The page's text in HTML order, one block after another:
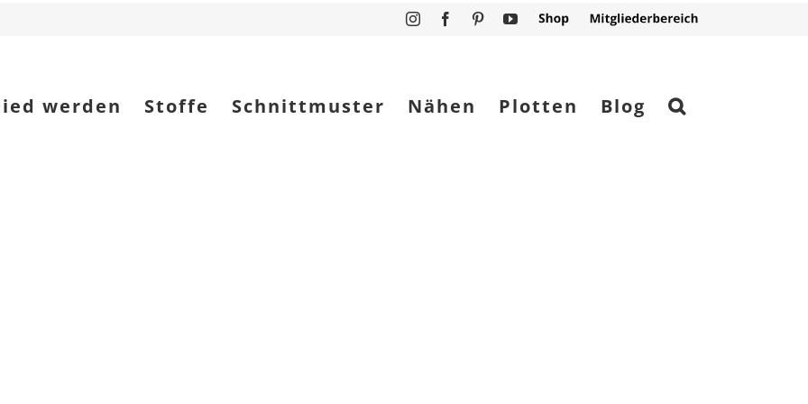
InstagramFacebookPinterestYouTube
Shop Mitgliederbereich
werden Stoffe Schnittmuster Nähen Plotten Blog